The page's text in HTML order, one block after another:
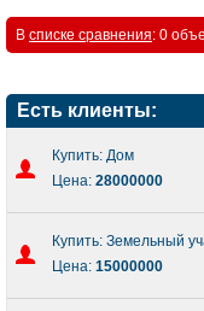
В списке сравнения: 0
Есть клиенты:
Купить: Дом
Цена: 28000000
Купить: Земельный
Цена: 15000000